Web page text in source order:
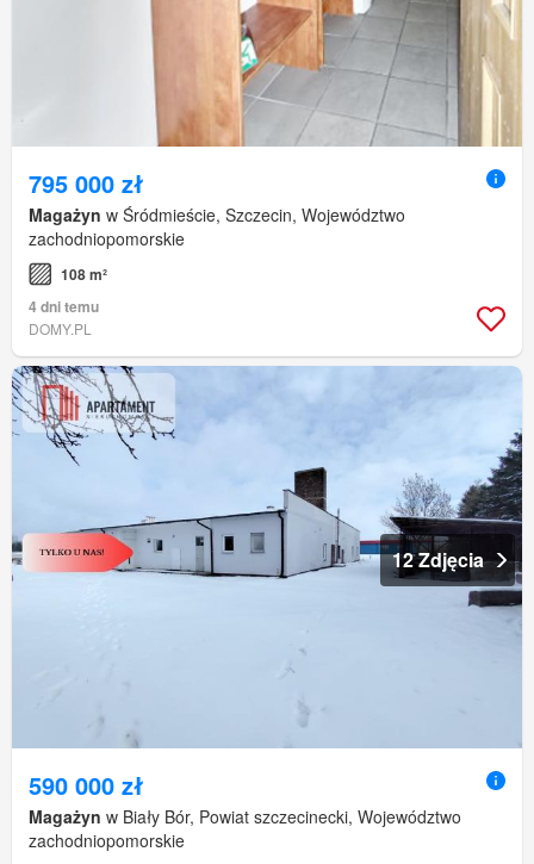
795 000 zł
Magażyn w Śródmieście, Szczecin, Województwo
zachodniopomorskie
108 m²
4 dni temu
DOMY.PL
12 Zdjęcia
590 000 zł
Magażyn w Biały Bór, Powiat szczecinecki, Województwo
zachodniopomorskie